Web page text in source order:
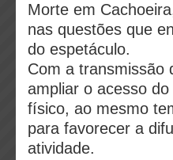
Morte em
nas questões que
do espetáculo.
Com a transmissão
ampliar o acesso
físico, ao mesmo
para favorecer a
atividade.